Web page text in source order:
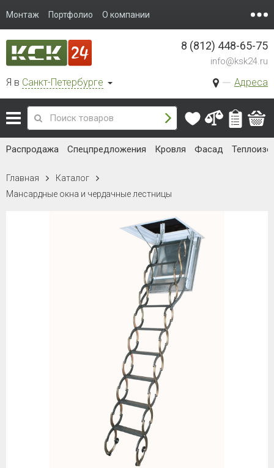
Монтаж Портфолио О компании
Я в Санкт-Петербурге Адреса
8 (812) 448-65-75
info@ksk24.ru
Распродажа Спецпредложения Кровля Фасад
Главная
Каталог
Мансардные окна и чердачные лестницы